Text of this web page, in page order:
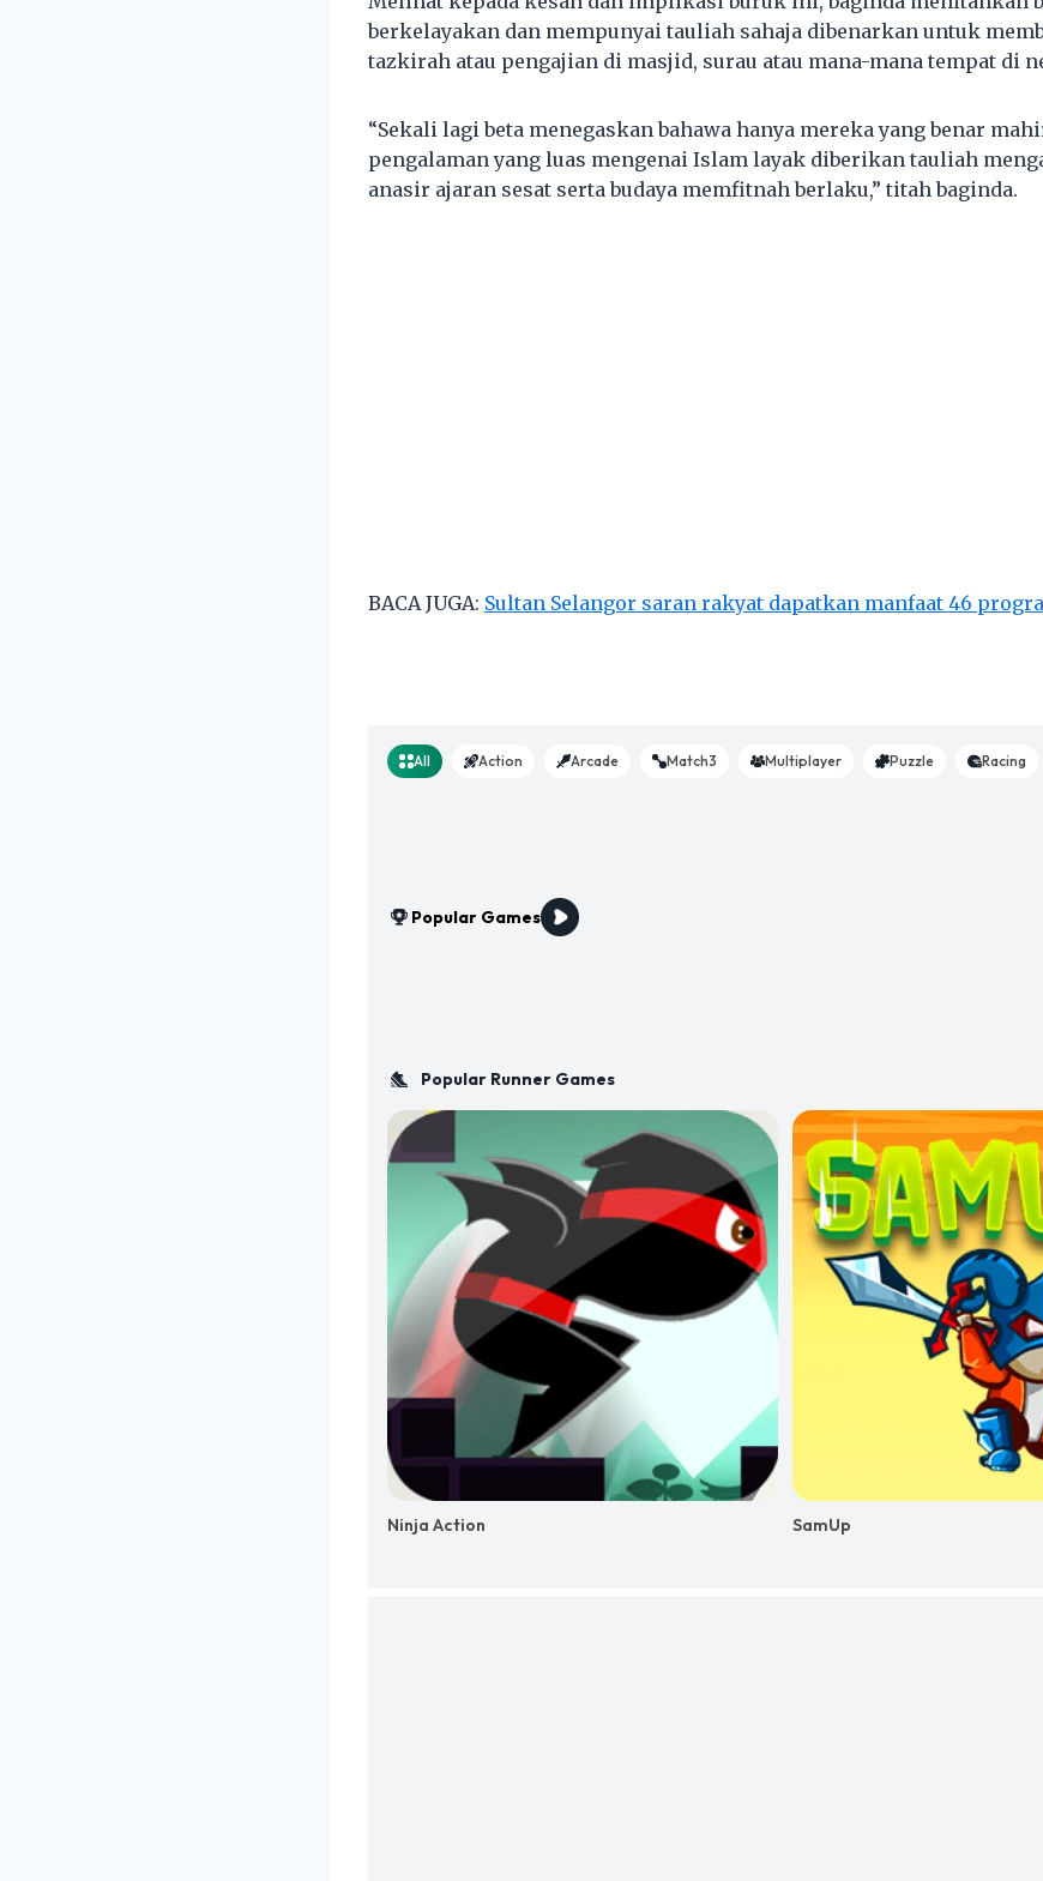
berkelayakan dan mempunyai tauliah sahaja dibenarkan untuk
tazkirah atau pengajian di masjid, surau atau mana-mana tempat di
“Sekali lagi beta menegaskan bahawa hanya mereka yang benar
pengalaman yang luas mengenai Islam layak diberikan tauliah
anasir ajaran sesat serta budaya memfitnah berlaku,” titah baginda.
BACA JUGA: Sultan Selangor saran rakyat dapatkan manfaat 46